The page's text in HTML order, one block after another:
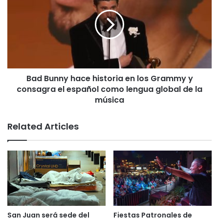
Carlos Beltrán será exaltado al Salón de
la Fama del béisbol
La resolución aprobada no solo exalta hitos musicales
que transformaron la industria, como el emblemático
álbumBarrio Fino, sino que también pone bajo la lupa
otras facetas del artista que han impactado
directamente a la comunidad sanjuanera. Entre ellas,
de su vínculo con los
vulnerables. Asimismo, el documento reconoce su
visión empresarial, cualidad que le permitió liderar la
transformación de la música latina en una industria
global sostenible, consolidando su rol como un pilar del
desarrollo cultural y económico de la isla.
Bad Bunny hace historia en los Grammy y
consagra el español como lengua global de la
música
Related Articles
San Juan será sede del
Fiestas Patronales de